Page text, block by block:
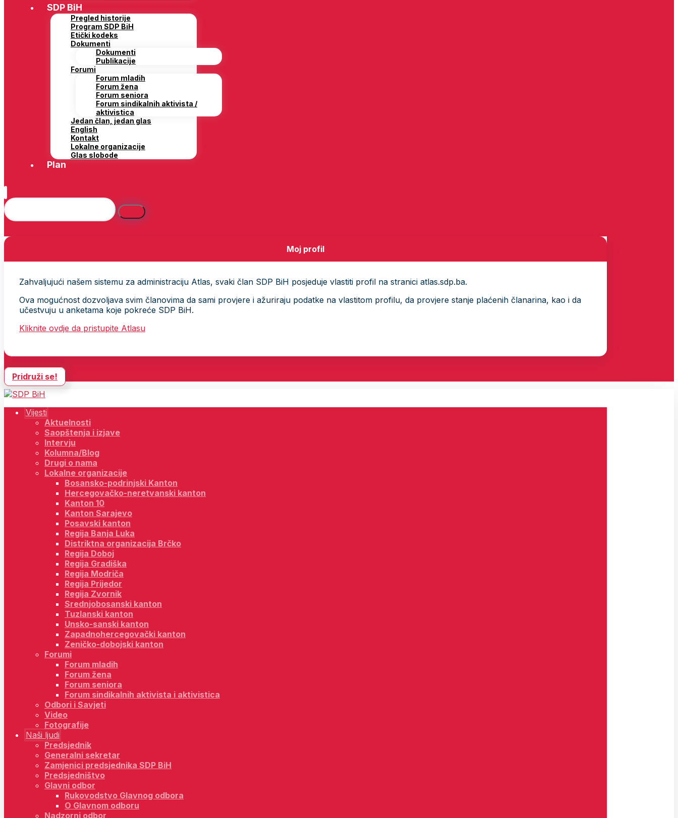
SDP BiH
Pregled historije
Program SDP BiH
Etički kodeks
Dokumenti
Dokumenti
Publikacije
Forumi
Forum mladih
Forum žena
Forum seniora
Forum sindikalnih aktivista /
aktivistica
Jedan član, jedan glas
English
Kontakt
Lokalne organizacije
Glas slobode
Plan
Moj profil
Zahvaljujući našem sistemu za administraciju Atlas, svaki član SDP BiH posjeduje vlastiti profil na stranici atlas.sdp.ba.
Ova mogućnost dozvoljava svim članovima da sami provjere i ažuriraju podatke na vlastitom profilu, da provjere stanje plaćenih članarina, kao i da
učestvuju u anketama koje pokreće SDP BiH.
Kliknite ovdje da pristupite Atlasu
Pridruži se!
Vijesti
Aktuelnosti
Saopštenja i izjave
Intervju
Kolumna/Blog
Drugi o nama
Lokalne organizacije
Bosansko-podrinjski Kanton
Hercegovačko-neretvanski kanton
Kanton 10
Kanton Sarajevo
Posavski kanton
Regija Banja Luka
Distriktna organizacija Brčko
Regija Doboj
Regija Gradiška
Regija Modriča
Regija Prijedor
Regija Zvornik
Srednjobosanski kanton
Tuzlanski kanton
Unsko-sanski kanton
Zapadnohercegovački kanton
Zeničko-dobojski kanton
Forumi
Forum mladih
Forum žena
Forum seniora
Forum sindikalnih aktivista i aktivistica
Odbori i Savjeti
Video
Fotografije
Naši ljudi
Predsjednik
Generalni sekretar
Zamjenici predsjednika SDP BiH
Predsjedništvo
Glavni odbor
Rukovodstvo Glavnog odbora
O Glavnom odboru
Nadzorni odbor